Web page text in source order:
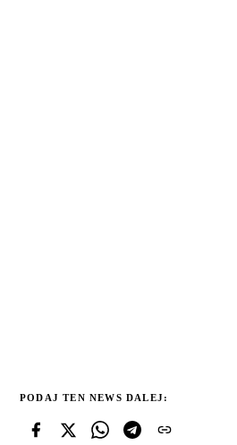
PODAJ TEN NEWS DALEJ: